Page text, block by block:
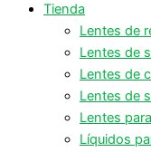
Tienda
Lentes de
Lentes de
Lentes de
Lentes de
Lentes
Líquidos